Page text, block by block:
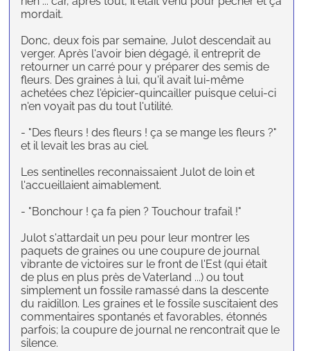
mordait.
Donc, deux fois par semaine, Julot descendait au
verger. Après l'avoir bien dégagé, il entreprit de
retourner un carré pour y préparer des semis de
fleurs. Des graines à lui, qu'il avait lui-même
achetées chez l'épicier-quincailler puisque celui-ci
n'en voyait pas du tout l'utilité.
- "Des fleurs ! des fleurs ! ça se mange les fleurs ?"
et il levait les bras au ciel.
Les sentinelles reconnaissaient Julot de loin et
l'accueillaient aimablement.
- "Bonchour ! ça fa pien ? Touchour trafail !"
Julot s'attardait un peu pour leur montrer les
paquets de graines ou une coupure de journal
vibrante de victoires sur le front de l'Est (qui était
de plus en plus près de Vaterland ...) ou tout
simplement un fossile ramassé dans la descente
du raidillon. Les graines et le fossile suscitaient des
commentaires spontanés et favorables, étonnés
parfois; la coupure de journal ne rencontrait que le
silence.